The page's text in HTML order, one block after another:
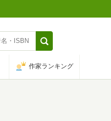
作家ランキング